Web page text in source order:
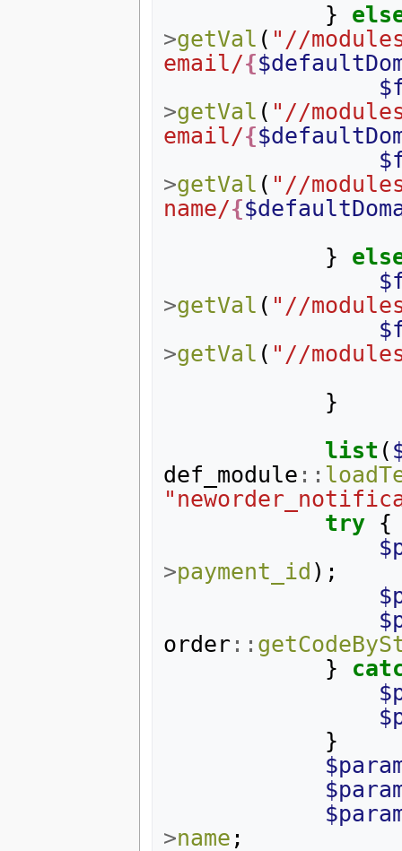
}
>getVal ( "//
email/{
>getVal ( "//
email/{
>getVal ( "//
name/{
}
>getVal ( "//
>getVal ( "//
}
list (
def_module ::
try {
>payment_id );
order ::
}
}
>name ;